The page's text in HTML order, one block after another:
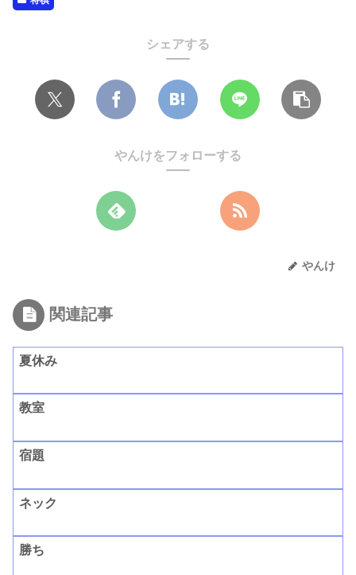
シェアする
やんけをフォローする
やんけ
関連記事
夏休み
教室
宿題
ネック
勝ち